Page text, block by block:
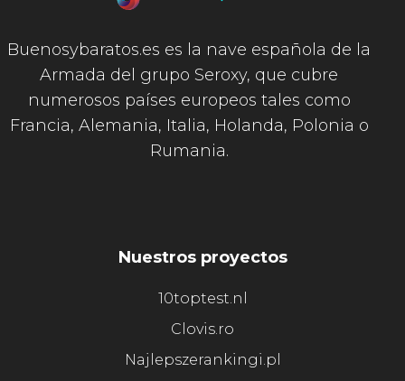
Buenosybaratos.es es la nave española de la
Armada del grupo Seroxy, que cubre
numerosos países europeos tales como
Francia, Alemania, Italia, Holanda, Polonia o
Rumania.
Nuestros proyectos
10toptest.nl
Clovis.ro
Najlepszerankingi.pl